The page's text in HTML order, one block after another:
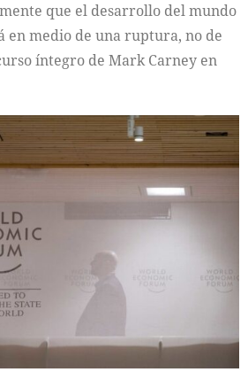
que el desarrollo del mundo
en medio de una ruptura, no de
íntegro de Mark Carney en